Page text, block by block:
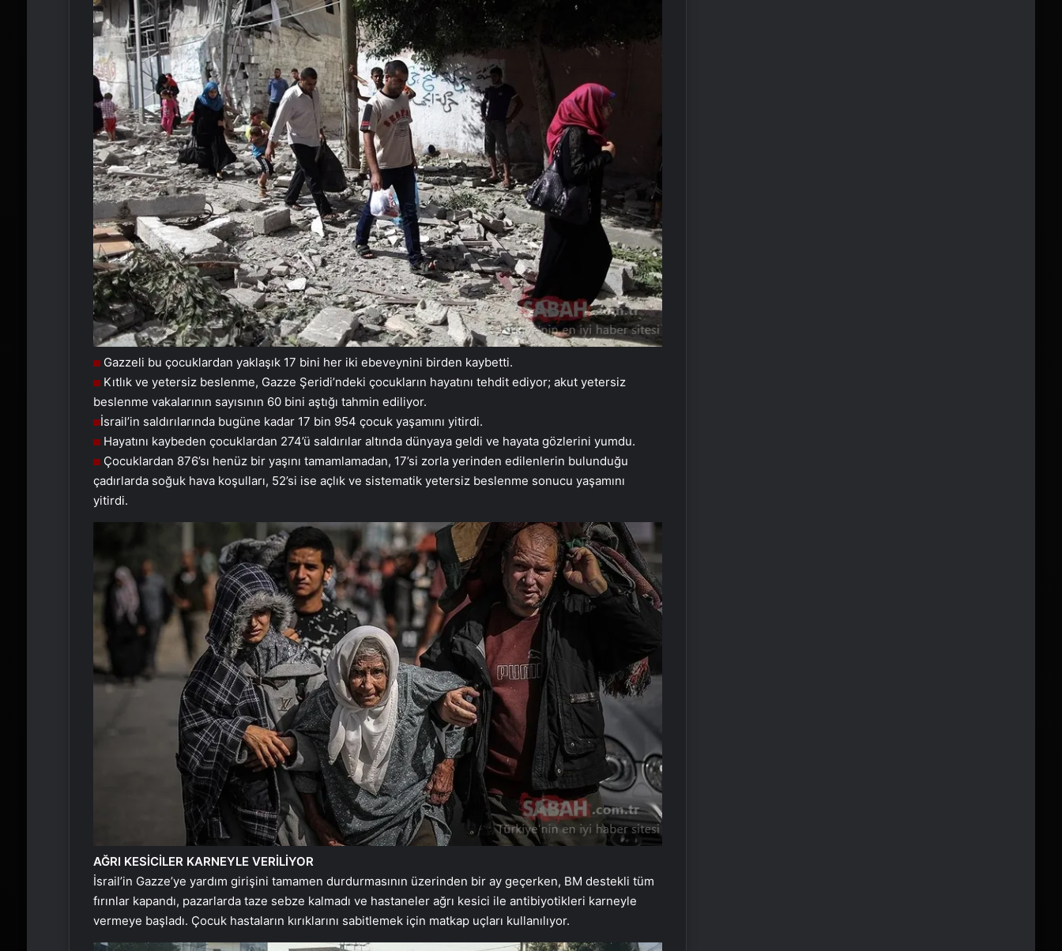
Gazzeli bu çocuklardan yaklaşık 17 bini her iki ebeveynini birden kaybetti.
Kıtlık ve yetersiz beslenme, Gazze Şeridi’ndeki çocukların hayatını tehdit ediyor; akut yetersiz
beslenme vakalarının sayısının 60 bini aştığı tahmin ediliyor.
İsrail’in saldırılarında bugüne kadar 17 bin 954 çocuk yaşamını yitirdi.
Hayatını kaybeden çocuklardan 274’ü saldırılar altında dünyaya geldi ve hayata gözlerini yumdu.
Çocuklardan 876’sı henüz bir yaşını tamamlamadan, 17’si zorla yerinden edilenlerin bulunduğu
çadırlarda soğuk hava koşulları, 52’si ise açlık ve sistematik yetersiz beslenme sonucu yaşamını
yitirdi.
AĞRI KESİCİLER KARNEYLE VERİLİYOR
İsrail’in Gazze’ye yardım girişini tamamen durdurmasının üzerinden bir ay geçerken, BM destekli tüm
fırınlar kapandı, pazarlarda taze sebze kalmadı ve hastaneler ağrı kesici ile antibiyotikleri karneyle
vermeye başladı. Çocuk hastaların kırıklarını sabitlemek için matkap uçları kullanılıyor.